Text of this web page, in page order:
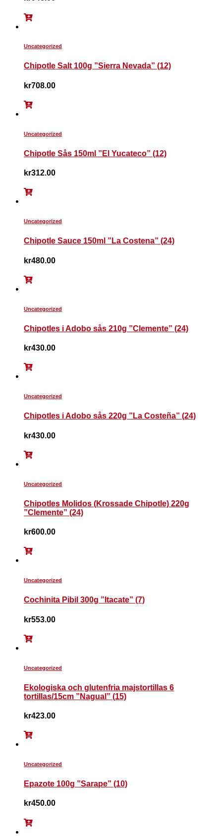
Uncategorized
Chipotle Salt 100g ”Sierra Nevada” (12)
kr708.00
Uncategorized
Chipotle Sås 150ml ”El Yucateco” (12)
kr312.00
Uncategorized
Chipotle Sauce 150ml ”La Costena” (24)
kr480.00
Uncategorized
Chipotles i Adobo sås 210g ”Clemente” (24)
kr430.00
Uncategorized
Chipotles i Adobo sås 220g ”La Costeña” (24)
kr430.00
Uncategorized
Chipotles Molidos (Krossade Chipotle) 220g
”Clemente” (24)
kr600.00
Uncategorized
Cochinita Pibil 300g ”Itacate” (7)
kr553.00
Uncategorized
Ekologiska och glutenfria majstortillas 6
tortillas/15cm ”Nagual” (15)
kr423.00
Uncategorized
Epazote 100g ”Sarape” (10)
kr450.00